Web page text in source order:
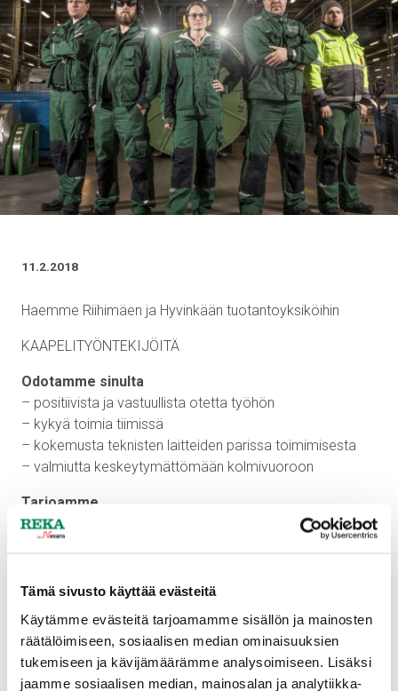
Tämä sivusto käyttää evästeitä
Käytämme evästeitä tarjoamamme sisällön ja mainosten
räätälöimiseen, sosiaalisen median ominaisuuksien
tukemiseen ja kävijämäärämme analysoimiseen. Lisäksi
jaamme sosiaalisen median, mainosalan ja analytiikka-
11.2.2018
Haemme Riihimäen ja Hyvinkään tuotantoyksiköihin
KAAPELITYÖNTEKIJÖITÄ
Odotamme sinulta
– positiivista ja vastuullista otetta työhön
– kykyä toimia tiimissä
– kokemusta teknisten laitteiden parissa toimimisesta
– valmiutta keskeytymättömään kolmivuoroon
Tarjoamme
– itsenäisen ja monipuolisen työn
– kilpailukykyisen palkkauksen
– perehdytyksen tehtävään
Lähetä vapaamuotoinen hakemuksesi ansioluetteloineen
osoitteeseen recruiting@reka.fiviimeistään 22.2.2018.